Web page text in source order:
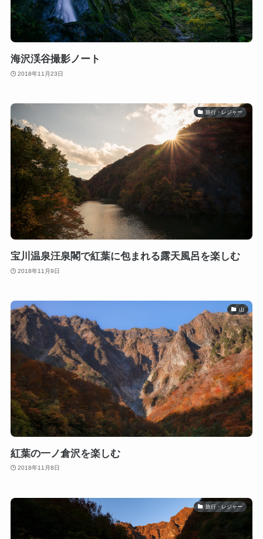
海沢渓谷撮影ノート
2018年11月23日
旅行・レジャー
宝川温泉汪泉閣で紅葉に包まれる露天風呂を楽しむ
2018年11月9日
山
紅葉の一ノ倉沢を楽しむ
2018年11月8日
旅行・レジャー